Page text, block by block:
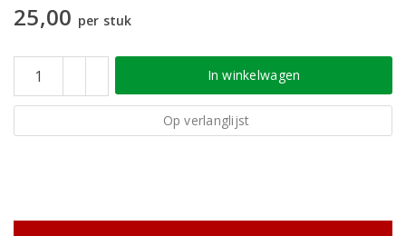
25,00 per stuk
In winkelwagen
Op verlanglijst